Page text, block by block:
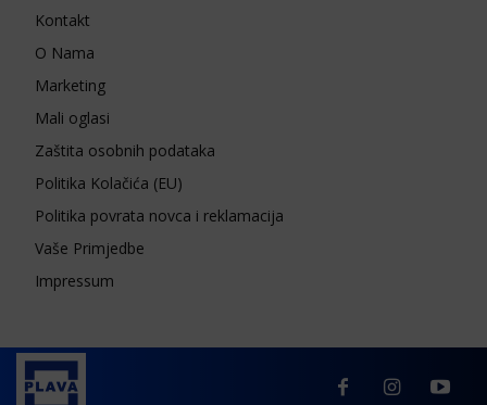
Kontakt
O Nama
Marketing
Mali oglasi
Zaštita osobnih podataka
Politika Kolačića (EU)
Politika povrata novca i reklamacija
Vaše Primjedbe
Impressum